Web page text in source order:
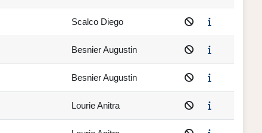
Scalco Diego
Besnier Augustin
Besnier Augustin
Lourie Anitra